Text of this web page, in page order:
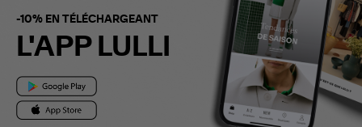
-10% EN TÉLÉCHARGEANT
L'APP LULLI